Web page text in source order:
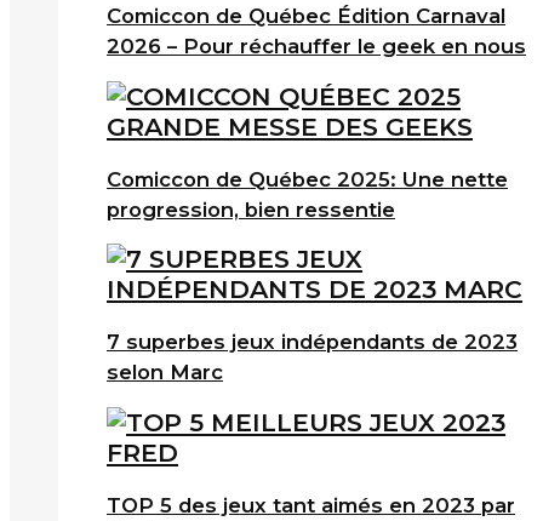
Comiccon de Québec Édition Carnaval
2026 – Pour réchauffer le geek en nous
Comiccon de Québec 2025: Une nette
progression, bien ressentie
7 superbes jeux indépendants de 2023
selon Marc
TOP 5 des jeux tant aimés en 2023 par